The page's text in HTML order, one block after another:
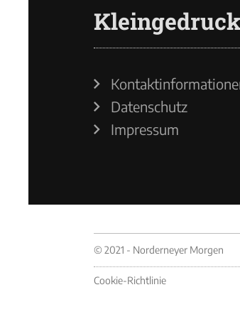
Datenschutz
Impressum
© 2021 - Norderneyer Morgen
Cookie-Richtlinie